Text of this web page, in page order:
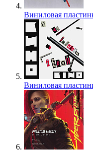
Виниловая
Виниловая